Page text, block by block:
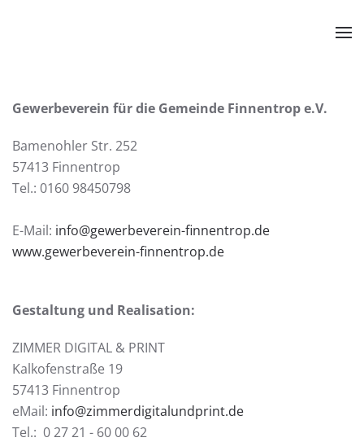
Gewerbeverein für die Gemeinde Finnentrop e.V.
Bamenohler Str. 252
57413 Finnentrop
Tel.: 0160 98450798
E-Mail: info@gewerbeverein-finnentrop.de
www.gewerbeverein-finnentrop.de
Gestaltung und Realisation:
ZIMMER DIGITAL & PRINT
Kalkofenstraße 19
57413 Finnentrop
eMail: info@zimmerdigitalundprint.de
Tel.: 0 27 21 - 60 00 62